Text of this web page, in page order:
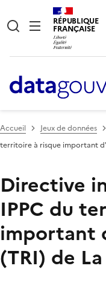
RÉPUBLIQUE
FRANÇAISE
Accueil Jeux de données
territoire à risque important
Directive
IPPC du
important
(TRI) de